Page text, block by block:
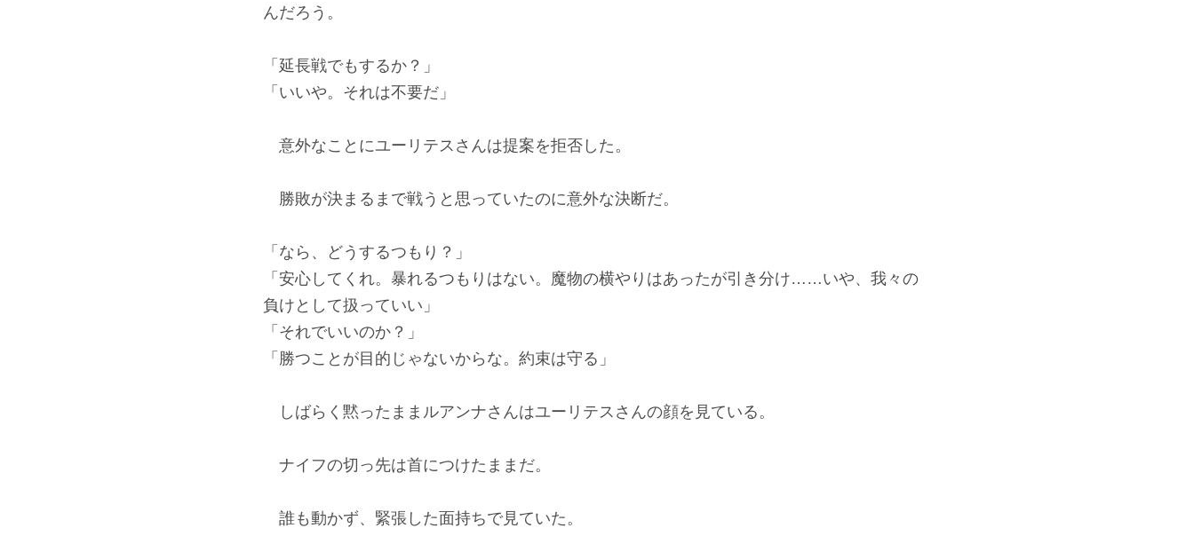
んだろう。
「延長戦でもするか？」
「いいや。それは不要だ」
意外なことにユーリテスさんは提案を拒否した。
勝敗が決まるまで戦うと思っていたのに意外な決断だ。
「なら、どうするつもり？」
「安心してくれ。暴れるつもりはない。魔物の横やりはあったが引き分け……いや、我々の
負けとして扱っていい」
「それでいいのか？」
「勝つことが目的じゃないからな。約束は守る」
しばらく黙ったままルアンナさんはユーリテスさんの顔を見ている。
ナイフの切っ先は首につけたままだ。
誰も動かず、緊張した面持ちで見ていた。